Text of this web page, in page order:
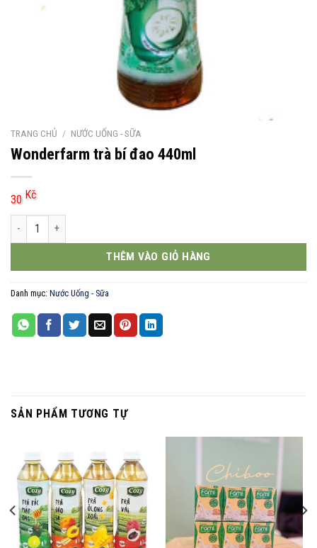
TRANG CHỦ / NƯỚC UỐNG - SỮA
Wonderfarm trà bí đao 440ml
30 Kč
Wonderfarm trà bí đao 440ml số lượng
THÊM VÀO GIỎ HÀNG
Danh mục: Nước Uống - Sữa
SẢN PHẨM TƯƠNG TỰ